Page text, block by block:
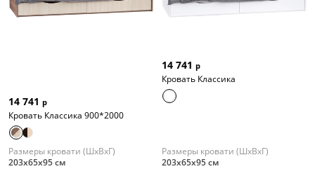
14 741 р
Кровать Классика 900*2000
Размеры кровати (ШхВхГ)
203х65х95 см
14 741 р
Кровать Классика
Размеры кровати (ШхВхГ)
203х65х95 см